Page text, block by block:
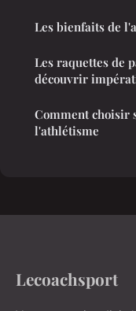
Les bienfaits de
Les raquettes de
découvrir
Comment choisir
l'athlétisme
Lecoachsport